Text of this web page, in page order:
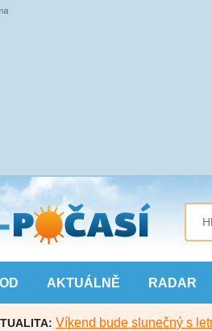
AKTUÁLNĚ RADAR
Víkend bude slunečný s